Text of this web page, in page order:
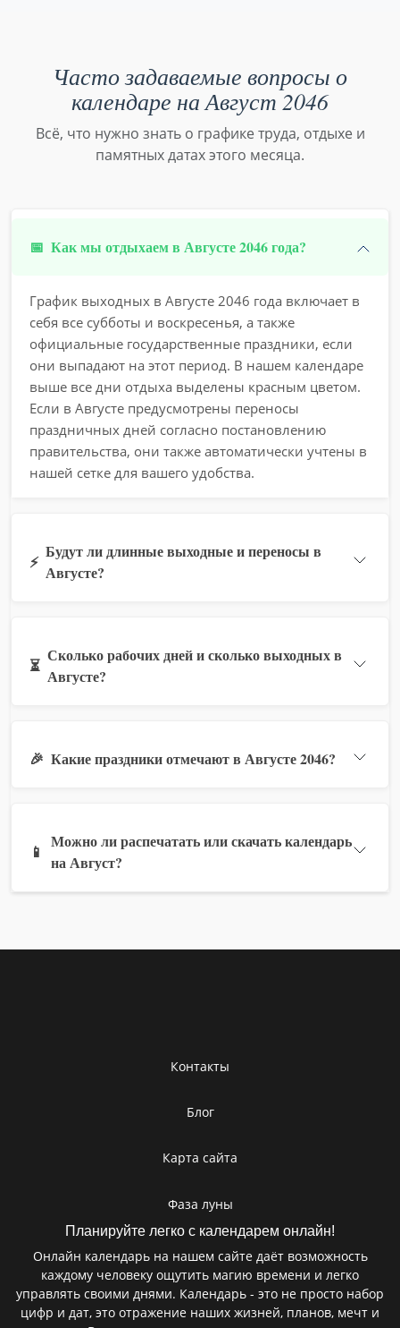
Часто задаваемые вопросы о
календаре на Август 2046
Всё, что нужно знать о графике труда, отдыхе и
памятных датах этого месяца.
📅 Как мы отдыхаем в Августе 2046 года?
График выходных в Августе 2046 года включает в
себя все субботы и воскресенья, а также
официальные государственные праздники, если
они выпадают на этот период. В нашем календаре
выше все дни отдыха выделены красным цветом.
Если в Августе предусмотрены переносы
праздничных дней согласно постановлению
правительства, они также автоматически учтены в
нашей сетке для вашего удобства.
⚡
Будут ли длинные выходные и переносы в
Августе?
⏳
Сколько рабочих дней и сколько выходных в
Августе?
🎉 Какие праздники отмечают в Августе 2046?
📱
Можно ли распечатать или скачать календарь
на Август?
Контакты
Блог
Карта сайта
Фаза луны
Планируйте легко с календарем онлайн!
Онлайн календарь на нашем сайте даёт возможность
каждому человеку ощутить магию времени и легко
управлять своими днями. Календарь - это не просто набор
цифр и дат, это отражение наших жизней, планов, мечт и